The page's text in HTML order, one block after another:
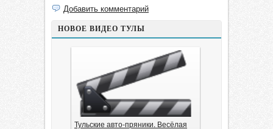
Добавить комментарий
НОВОЕ ВИДЕО ТУЛЫ
Тульские авто-пряники. Весёлая